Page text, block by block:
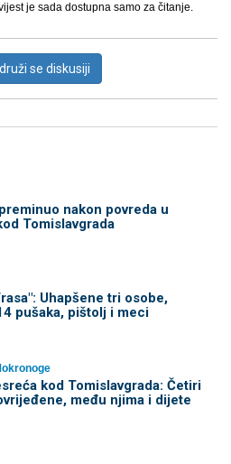
je sada dostupna samo za čitanje.
se diskusiji
nakon povreda u
Tomislavgrada
Uhapšene tri osobe,
pušaka, pištolj i meci
kod Tomislavgrada: Četiri
među njima i dijete